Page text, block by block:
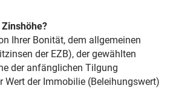
Ihrer Bonität, dem allgemeinen
der EZB), der gewählten
der anfänglichen Tilgung
Wert der Immobilie (Beleihungswert)